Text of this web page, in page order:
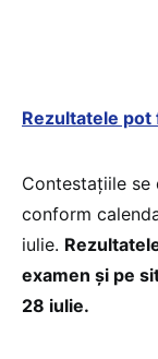
Rezultatele pot
Contestațiile se
conform
iulie.
examen și pe
28 iulie.